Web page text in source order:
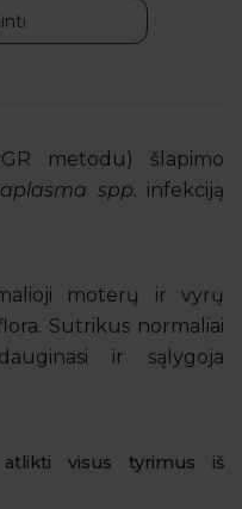
metodu) šlapimo
spp. infekciją
moterų ir vyrų
Sutrikus normaliai
ir sąlygoja
atlikti visus tyrimus iš